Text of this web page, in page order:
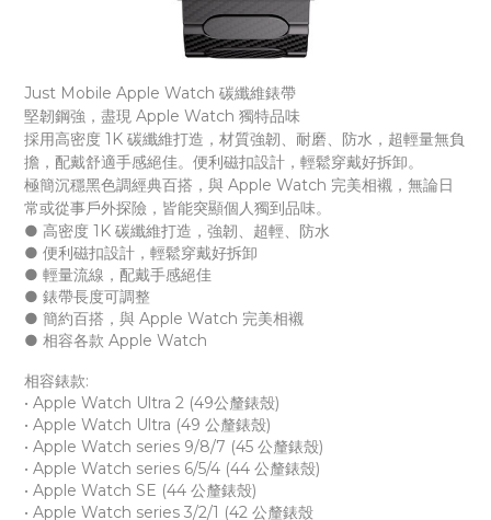
Just Mobile Apple Watch 碳纖維錶帶
堅韌鋼強，盡現 Apple Watch 獨特品味
採用高密度 1K 碳纖維打造，材質強韌、耐磨、防水，超輕量無負
擔，配戴舒適手感絕佳。便利磁扣設計，輕鬆穿戴好拆卸。
極簡沉穩黑色調經典百搭，與 Apple Watch 完美相襯，無論日
常或從事戶外探險，皆能突顯個人獨到品味。
● 高密度 1K 碳纖維打造，強韌、超輕、防水
● 便利磁扣設計，輕鬆穿戴好拆卸
● 輕量流線，配戴手感絕佳
● 錶帶長度可調整
● 簡約百搭，與 Apple Watch 完美相襯
● 相容各款 Apple Watch
相容錶款:
• Apple Watch Ultra 2 (49公釐錶殼)
• Apple Watch Ultra (49 公釐錶殼)
• Apple Watch series 9/8/7 (45 公釐錶殼)
• Apple Watch series 6/5/4 (44 公釐錶殼)
• Apple Watch SE (44 公釐錶殼)
• Apple Watch series 3/2/1 (42 公釐錶殼